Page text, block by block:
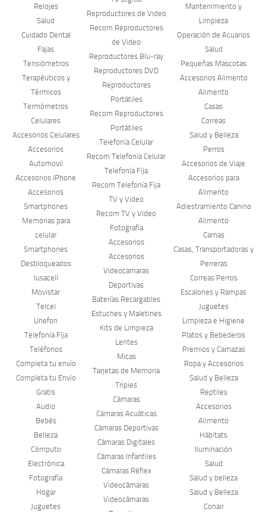
Relojes
Salud
Cuidado Dental
Fajas
Tensiómetros
Terapéuticos y
Térmicos
Termómetros
Celulares
Accesorios Celulares
Accesorios
Automovil
Accesorios iPhone
Accesorios
Smartphones
Memorias para
celular
Smartphones
Desbloqueados
Iusacell
Movistar
Telcel
Unefon
Telefonía Fija
Teléfonos
Completa tu envío
Completa tu Envío
Gratis
Audio
Bebés
Belleza
Cómputo
Electrónica
Fotografía
Hogar
Juguetes
Reproductores de Video
Recom Reproductores
de Video
Reproductores Blu-ray
Reproductores DVD
Reproductores
Portátiles
Recom Reproductores
Portátiles
Telefonía Celular
Recom Telefonía Celular
Telefonía Fija
Recom Telefonía Fija
TV y Video
Recom TV y Video
Fotografía
Accesorios
Accesorios
Videocamaras
Deportivas
Baterías Recargables
Estuches y Maletines
Kits de Limpieza
Lentes
Micas
Tarjetas de Memoria
Tripies
Cámaras
Cámaras Acuáticas
Cámaras Deportivas
Cámaras Digitales
Cámaras Infantiles
Cámaras Réflex
Videocámaras
Videocámaras
Mantenimiento y
Limpieza
Operación de Acuarios
Salud
Pequeñas Mascotas
Accesorios Alimento
Alimento
Casas
Correas
Salud y Belleza
Perros
Accesorios de Viaje
Accesorios para
Alimento
Adiestramiento Canino
Alimento
Camas
Casas, Transportadoras y
Perreras
Correas Perros
Escalones y Rampas
Juguetes
Limpieza e Higiene
Platos y Bebederos
Premios y Carnazas
Ropa y Accesorios
Salud y Belleza
Reptiles
Accesorios
Alimento
Hábitats
Iluminación
Salud
Salud y belleza
Salud y Belleza
Conair